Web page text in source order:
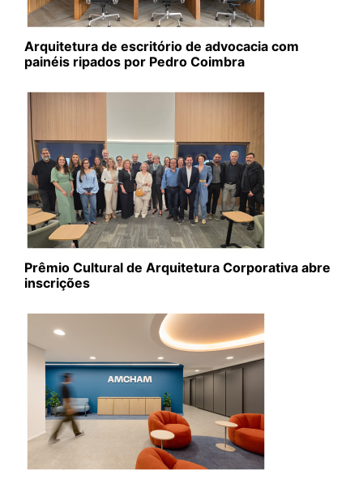
Arquitetura de escritório de advocacia com
painéis ripados por Pedro Coimbra
Prêmio Cultural de Arquitetura Corporativa abre
inscrições